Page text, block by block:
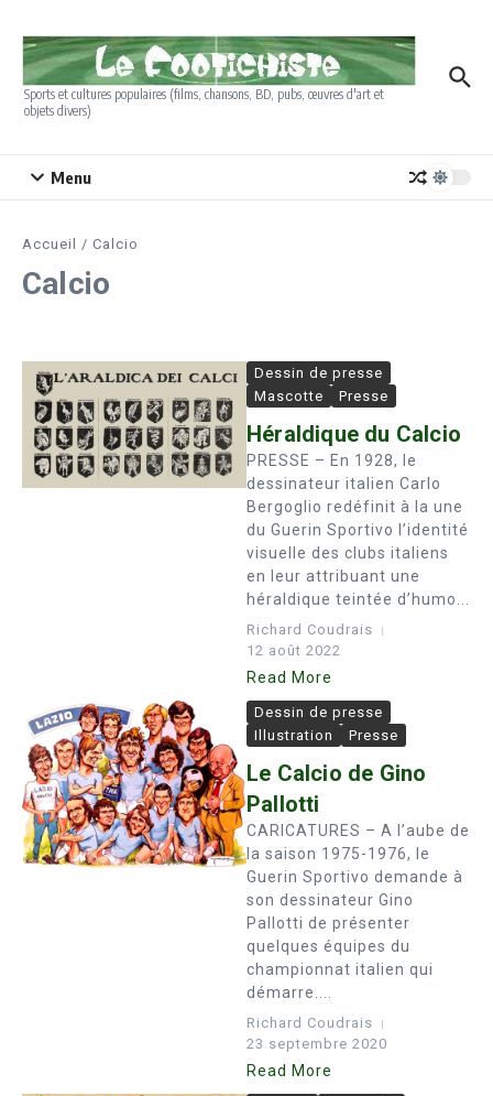
Sports et cultures populaires (films, chansons, BD, pubs, œuvres d'art et
objets divers)
Menu
Accueil / Calcio
Calcio
Dessin de presse
Mascotte
Presse
Héraldique du Calcio
PRESSE – En 1928, le
dessinateur italien Carlo
Bergoglio redéfinit à la une
du Guerin Sportivo l’identité
visuelle des clubs italiens
en leur attribuant une
héraldique teintée d’humo...
Richard Coudrais
12 août 2022
Read More
Dessin de presse
Illustration
Presse
Le Calcio de Gino
Pallotti
CARICATURES – A l’aube de
la saison 1975-1976, le
Guerin Sportivo demande à
son dessinateur Gino
Pallotti de présenter
quelques équipes du
championnat italien qui
démarre....
Richard Coudrais
23 septembre 2020
Read More